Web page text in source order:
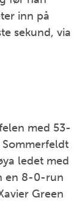
inn på
sekund, via
med 53-
ledet med
en 8-0-run
Green